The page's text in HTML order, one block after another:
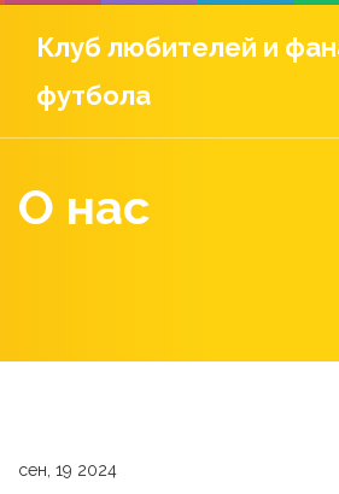
Клуб любителей и
футбола
О нас
сен, 19 2024